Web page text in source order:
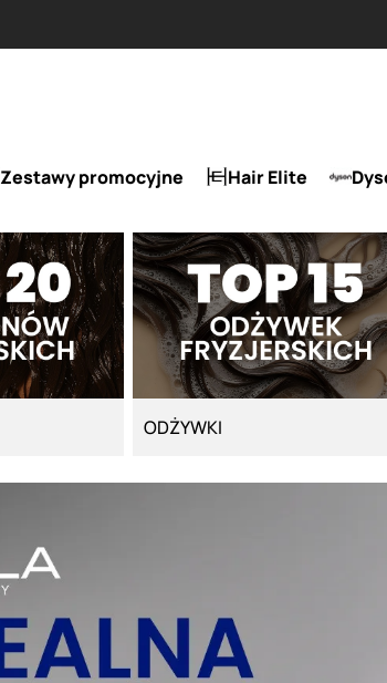
Zestawy promocyjne Hair Elite
ODŻYWKI